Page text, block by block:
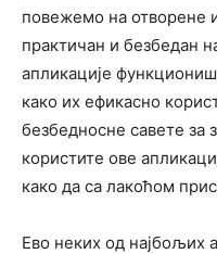
повежемо на отворене
практичан и безбедан
апликације
како их ефикасно
безбедносне савете за
користите ове
како да са лакоћом
Ево неких од најбољих